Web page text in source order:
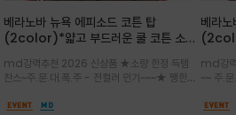
베라노바 뉴욕 에피소드 코튼 탑
(2color)*얇고 부드러운 쿨 코튼 소재
고 자연스러운 멋이 있는 핏으로 여름내
내 편하고 감각적으로 입으세요
md강력추천 2026 신상품 ★소량 한정 득템
찬스~주.문.대.폭.주 - 전컬러 인기~~~★ 쨍한듯
내추럴한 컬러감이 매력적인 티셔츠/여유로운
베라
워크
인
핏 강
md강
~~ 주.
한 착용